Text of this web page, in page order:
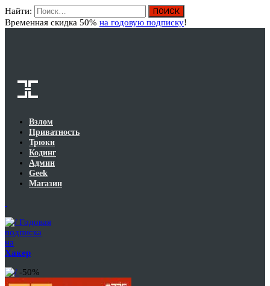
Найти:
Временная скидка 50% на годовую подписку!
Взлом
Приватность
Трюки
Кодинг
Админ
Geek
Магазин
Годовая
подписка
на
Хакер
-50%